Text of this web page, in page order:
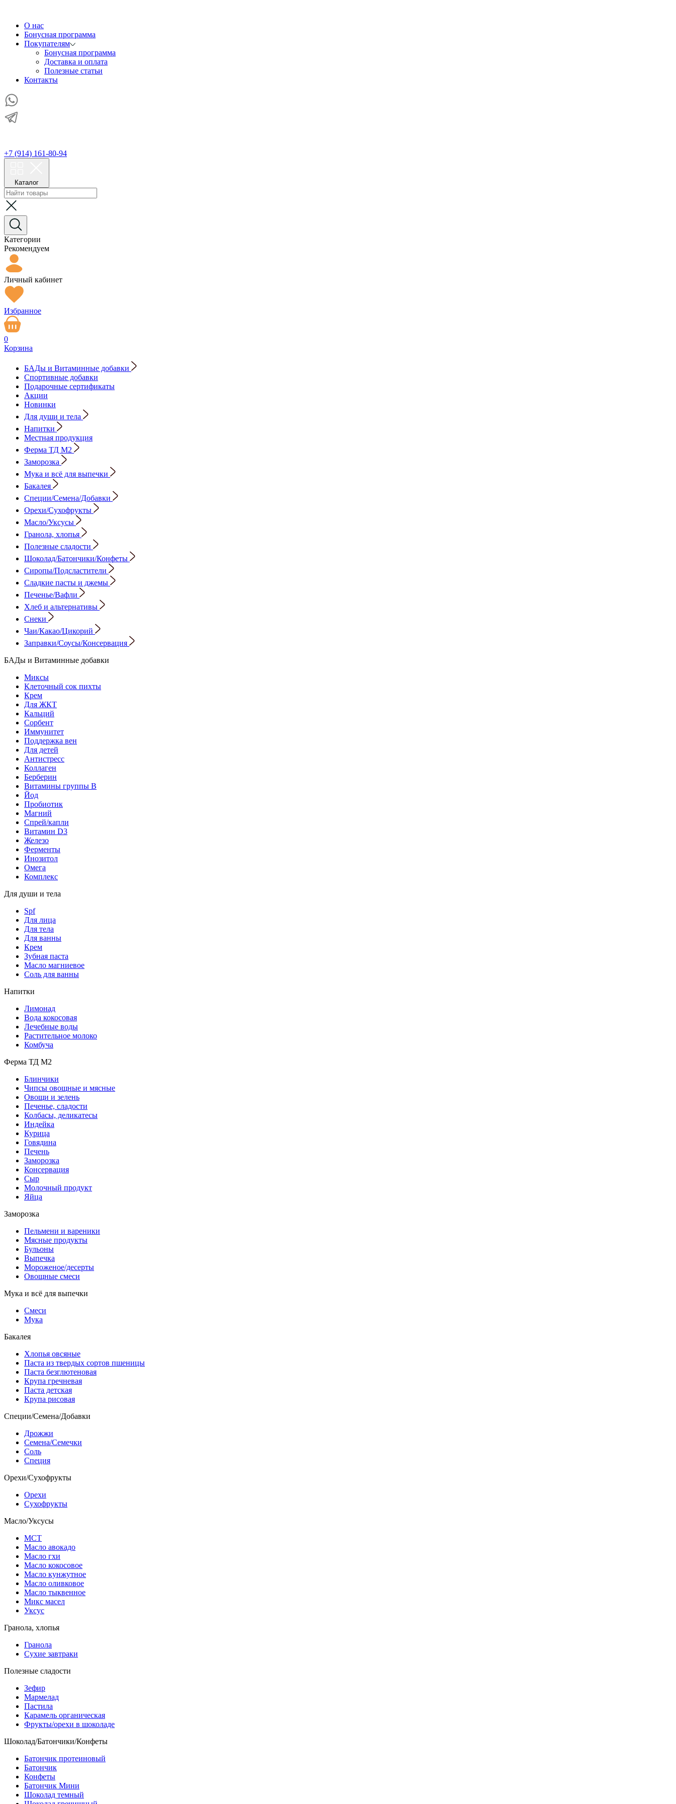
О нас
Бонусная программа
Покупателям
Бонусная программа
Доставка и оплата
Полезные статьи
Контакты
+7 (914) 161-80-94
Каталог
Категории
Рекомендуем
Личный кабинет
Избранное
0
Корзина
БАДы и Витаминные добавки
Спортивные добавки
Подарочные сертификаты
Акции
Новинки
Для души и тела
Напитки
Местная продукция
Ферма ТД М2
Заморозка
Мука и всё для выпечки
Бакалея
Специи/Семена/Добавки
Орехи/Сухофрукты
Масло/Уксусы
Гранола, хлопья
Полезные сладости
Шоколад/Батончики/Конфеты
Сиропы/Подсластители
Сладкие пасты и джемы
Печенье/Вафли
Хлеб и альтернативы
Снеки
Чаи/Какао/Цикорий
Заправки/Соусы/Консервация
БАДы и Витаминные добавки
Миксы
Клеточный сок пихты
Крем
Для ЖКТ
Кальций
Сорбент
Иммунитет
Поддержка вен
Для детей
Антистресс
Коллаген
Берберин
Витамины группы B
Йод
Пробиотик
Магний
Спрей/капли
Витамин D3
Железо
Ферменты
Инозитол
Омега
Комплекс
Для души и тела
Spf
Для лица
Для тела
Для ванны
Крем
Зубная паста
Масло магниевое
Соль для ванны
Напитки
Лимонад
Вода кокосовая
Лечебные воды
Растительное молоко
Комбуча
Ферма ТД М2
Блинчики
Чипсы овощные и мясные
Овощи и зелень
Печенье, сладости
Колбасы, деликатесы
Индейка
Курица
Говядина
Печень
Заморозка
Консервация
Сыр
Молочный продукт
Яйца
Заморозка
Пельмени и вареники
Мясные продукты
Бульоны
Выпечка
Мороженое/десерты
Овощные смеси
Мука и всё для выпечки
Смеси
Мука
Бакалея
Хлопья овсяные
Паста из твердых сортов пшеницы
Паста безглютеновая
Крупа гречневая
Паста детская
Крупа рисовая
Специи/Семена/Добавки
Дрожжи
Семена/Семечки
Соль
Специя
Орехи/Сухофрукты
Орехи
Сухофрукты
Масло/Уксусы
МСТ
Масло авокадо
Масло гхи
Масло кокосовое
Масло кунжутное
Масло оливковое
Масло тыквенное
Микс масел
Уксус
Гранола, хлопья
Гранола
Сухие завтраки
Полезные сладости
Зефир
Мармелад
Пастила
Карамель органическая
Фрукты/орехи в шоколаде
Шоколад/Батончики/Конфеты
Батончик протеиновый
Батончик
Конфеты
Батончик Мини
Шоколад темный